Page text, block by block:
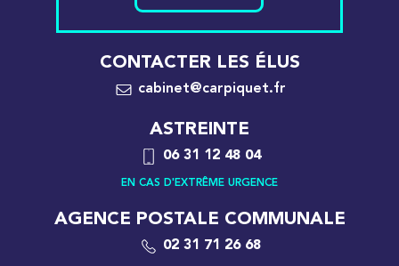
CONTACTER LES ÉLUS
cabinet@carpiquet.fr
ASTREINTE
06 31 12 48 04
EN CAS D'EXTRÊME URGENCE
AGENCE POSTALE COMMUNALE
02 31 71 26 68